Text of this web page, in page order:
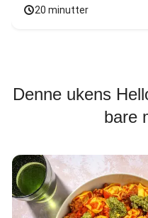
20 minutter
Denne ukens
bare